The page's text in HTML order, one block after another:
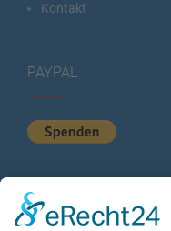
Kontakt
PAYPAL
KURZSTATISTIK